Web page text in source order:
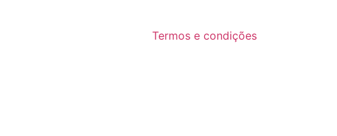
Termos e condições